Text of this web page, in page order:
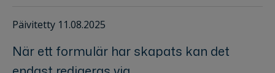
Päivitetty 11.08.2025
När ett formulär har skapats kan det